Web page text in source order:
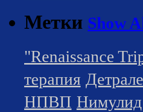
Метки Show
"Renaissance
терапия
НПВП Нимулид